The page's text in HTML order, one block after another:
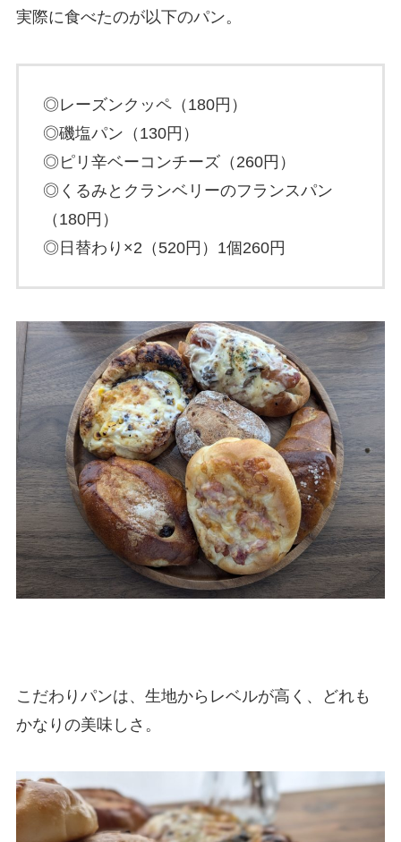
実際に食べたのが以下のパン。
◎レーズンクッペ（180円）
◎磯塩パン（130円）
◎ピリ辛ベーコンチーズ（260円）
◎くるみとクランベリーのフランスパン
（180円）
◎日替わり×2（520円）1個260円
こだわりパンは、生地からレベルが高く、どれも
かなりの美味しさ。